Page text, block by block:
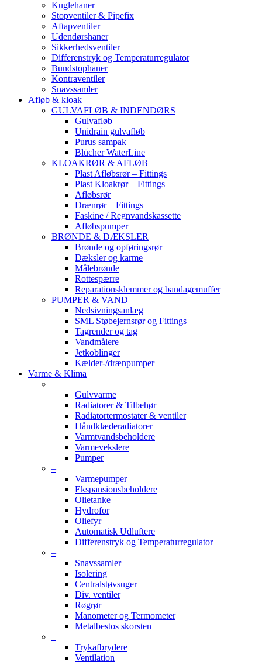
Kuglehaner
Stopventiler & Pipefix
Aftapventiler
Udendørshaner
Sikkerhedsventiler
Differenstryk og Temperaturregulator
Bundstophaner
Kontraventiler
Snavssamler
Afløb & kloak
GULVAFLØB & INDENDØRS
Gulvafløb
Unidrain gulvafløb
Purus sampak
Blücher WaterLine
KLOAKRØR & AFLØB
Plast Afløbsrør – Fittings
Plast Kloakrør – Fittings
Afløbsrør
Drænrør – Fittings
Faskine / Regnvandskassette
Afløbspumper
BRØNDE & DÆKSLER
Brønde og opføringsrør
Dæksler og karme
Målebrønde
Rottespærre
Reparationsklemmer og bandagemuffer
PUMPER & VAND
Nedsivningsanlæg
SML Støbejernsrør og Fittings
Tagrender og tag
Vandmålere
Jetkoblinger
Kælder-/drænpumper
Varme & Klima
–
Gulvvarme
Radiatorer & Tilbehør
Radiatortermostater & ventiler
Håndklæderadiatorer
Varmtvandsbeholdere
Varmevekslere
Pumper
–
Varmepumper
Ekspansionsbeholdere
Olietanke
Hydrofor
Oliefyr
Automatisk Udluftere
Differenstryk og Temperaturregulator
–
Snavssamler
Isolering
Centralstøvsuger
Div. ventiler
Røgrør
Manometer og Termometer
Metalbestos skorsten
–
Trykafbrydere
Ventilation